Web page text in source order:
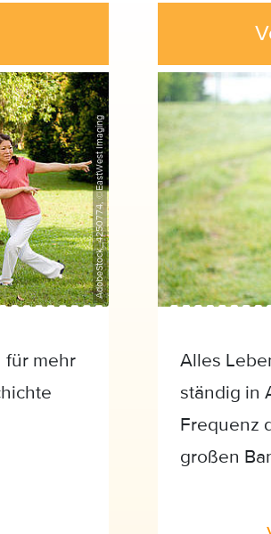
AdobeStock_4250774, ©EastWest Imaging
für mehr
Alles
ständig in
Frequenz
großen